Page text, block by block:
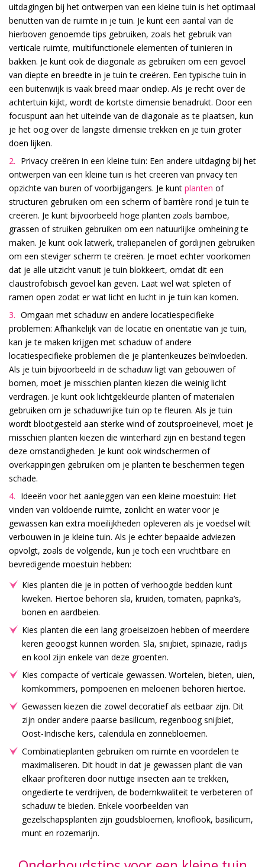
uitdagingen bij het ontwerpen van een kleine tuin is het optimaal
benutten van de ruimte in je tuin. Je kunt een aantal van de
hierboven genoemde tips gebruiken, zoals het gebruik van
verticale ruimte, multifunctionele elementen of tuinieren in
bakken. Je kunt ook de diagonale as gebruiken om een gevoel
van diepte en breedte in je tuin te creëren. Een typische tuin in
een buitenwijk is vaak breed maar ondiep. Als je recht over de
achtertuin kijkt, wordt de kortste dimensie benadrukt. Door een
focuspunt aan het uiteinde van de diagonale as te plaatsen, kun
je het oog over de langste dimensie trekken en je tuin groter
doen lijken.
Privacy creëren in een kleine tuin: Een andere uitdaging bij het
ontwerpen van een kleine tuin is het creëren van privacy ten
opzichte van buren of voorbijgangers. Je kunt planten of
structuren gebruiken om een scherm of barrière rond je tuin te
creëren. Je kunt bijvoorbeeld hoge planten zoals bamboe,
grassen of struiken gebruiken om een natuurlijke omheining te
maken. Je kunt ook latwerk, traliepanelen of gordijnen gebruiken
om een steviger scherm te creëren. Je moet echter voorkomen
dat je alle uitzicht vanuit je tuin blokkeert, omdat dit een
claustrofobisch gevoel kan geven. Laat wel wat spleten of
ramen open zodat er wat licht en lucht in je tuin kan komen.
Omgaan met schaduw en andere locatiespecifieke
problemen: Afhankelijk van de locatie en oriëntatie van je tuin,
kan je te maken krijgen met schaduw of andere
locatiespecifieke problemen die je plantenkeuzes beïnvloeden.
Als je tuin bijvoorbeeld in de schaduw ligt van gebouwen of
bomen, moet je misschien planten kiezen die weinig licht
verdragen. Je kunt ook lichtgekleurde planten of materialen
gebruiken om je schaduwrijke tuin op te fleuren. Als je tuin
wordt blootgesteld aan sterke wind of zoutsproeinevel, moet je
misschien planten kiezen die winterhard zijn en bestand tegen
deze omstandigheden. Je kunt ook windschermen of
overkappingen gebruiken om je planten te beschermen tegen
schade.
Ideeën voor het aanleggen van een kleine moestuin: Het
vinden van voldoende ruimte, zonlicht en water voor je
gewassen kan extra moeilijkheden opleveren als je voedsel wilt
verbouwen in je kleine tuin. Als je echter bepaalde adviezen
opvolgt, zoals de volgende, kun je toch een vruchtbare en
bevredigende moestuin hebben:
Kies planten die je in potten of verhoogde bedden kunt
kweken. Hiertoe behoren sla, kruiden, tomaten, paprika’s,
bonen en aardbeien.
Kies planten die een lang groeiseizoen hebben of meerdere
keren geoogst kunnen worden. Sla, snijbiet, spinazie, radijs
en kool zijn enkele van deze groenten.
Kies compacte of verticale gewassen. Wortelen, bieten, uien,
komkommers, pompoenen en meloenen behoren hiertoe.
Gewassen kiezen die zowel decoratief als eetbaar zijn. Dit
zijn onder andere paarse basilicum, regenboog snijbiet,
Oost-Indische kers, calendula en zonnebloemen.
Combinatieplanten gebruiken om ruimte en voordelen te
maximaliseren. Dit houdt in dat je gewassen plant die van
elkaar profiteren door nuttige insecten aan te trekken,
ongedierte te verdrijven, de bodemkwaliteit te verbeteren of
schaduw te bieden. Enkele voorbeelden van
gezelschapsplanten zijn goudsbloemen, knoflook, basilicum,
munt en rozemarijn.